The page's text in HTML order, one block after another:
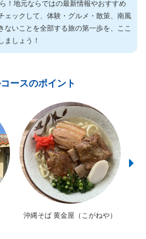
！地元ならではの最新情報やおすすめ
ェックして、体験・グルメ・散策、南風
ないことを全部する旅の第一歩を、ここ
ましょう！
ースのポイント
沖縄そば 黄金屋（こがねや）